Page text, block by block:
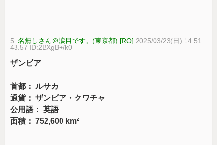
5:名無しさん＠涙目です。(東京都) [RO] 2025/03/23(日) 14:51:
43.57 ID:2BXgB+/k0
ザンビア
首都： ルサカ
通貨： ザンビア・クワチャ
公用語： 英語
面積： 752,600 km²